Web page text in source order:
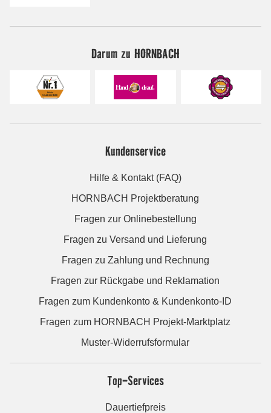
Darum zu HORNBACH
Kundenservice
Hilfe & Kontakt (FAQ)
HORNBACH Projektberatung
Fragen zur Onlinebestellung
Fragen zu Versand und Lieferung
Fragen zu Zahlung und Rechnung
Fragen zur Rückgabe und Reklamation
Fragen zum Kundenkonto & Kundenkonto-ID
Fragen zum HORNBACH Projekt-Marktplatz
Muster-Widerrufsformular
Top-Services
Dauertiefpreis